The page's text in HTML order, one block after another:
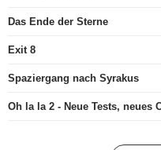
Das Ende der Sterne
Exit 8
Spaziergang nach Syrakus
Oh la la 2 - Neue Tests, neues